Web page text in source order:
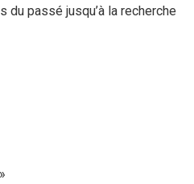
passé jusqu’à la recherche